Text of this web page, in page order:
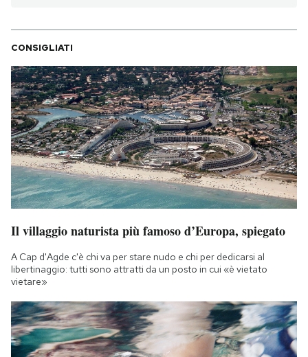
CONSIGLIATI
Il villaggio naturista più famoso d’Europa, spiegato
A Cap d'Agde c'è chi va per stare nudo e chi per dedicarsi al
libertinaggio: tutti sono attratti da un posto in cui «è vietato
vietare»